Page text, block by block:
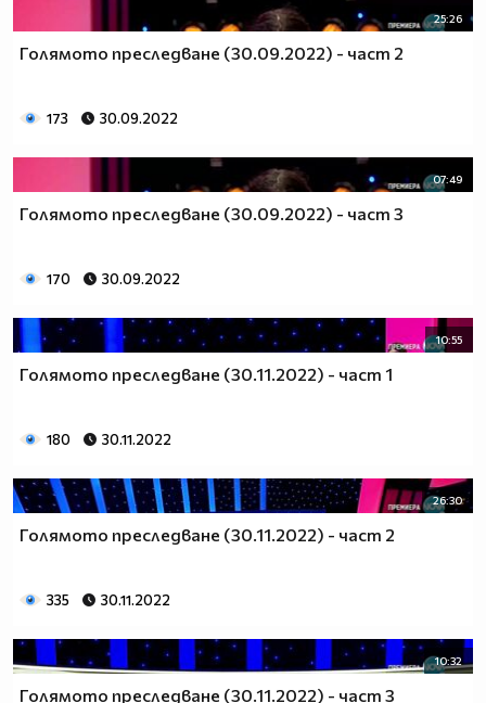
25:26
Голямото преследване (30.09.2022) - част 2
173 30.09.2022
07:49
Голямото преследване (30.09.2022) - част 3
170 30.09.2022
10:55
Голямото преследване (30.11.2022) - част 1
180 30.11.2022
26:30
Голямото преследване (30.11.2022) - част 2
335 30.11.2022
10:32
Голямото преследване (30.11.2022) - част 3